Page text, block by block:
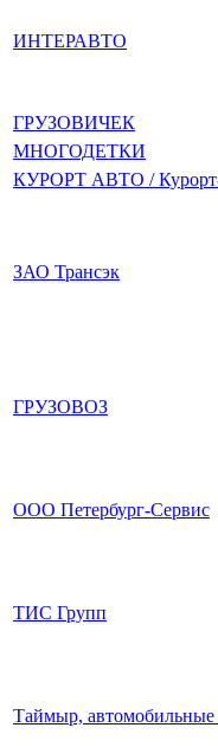
ИНТЕРАВТО
ГРУЗОВИЧЕК
МНОГОДЕТКИ
КУРОРТ АВТО /
ЗАО Трансэк
ГРУЗОВОЗ
ООО Петербург-Сервис
ТИС Групп
Таймыр, автомобильные